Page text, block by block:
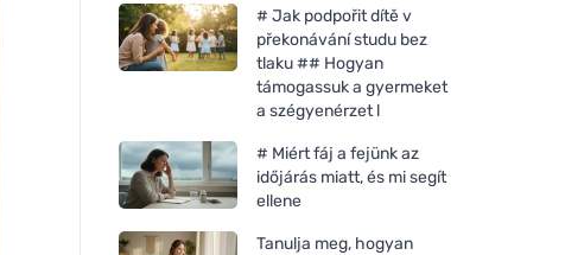
# Jak podpořit dítě v
překonávání studu bez
tlaku ## Hogyan
támogassuk a gyermeket
a szégyenérzet l
# Miért fáj a fejünk az
időjárás miatt, és mi segít
ellene
Tanulja meg, hogyan